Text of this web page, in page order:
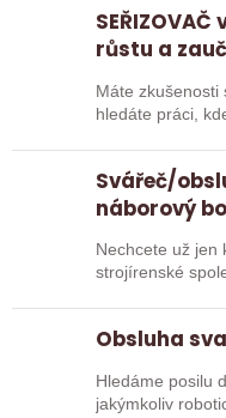
růstu a
Máte zkušenosti
hledáte práci,
Svářeč/
náborový
Nechcete už jen
strojírenské
Obsluha
Hledáme posilu
jakýmkoliv